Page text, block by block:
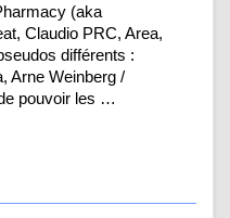
(aka
Claudio PRC, Area,
différents :
Arne Weinberg /
pouvoir les …